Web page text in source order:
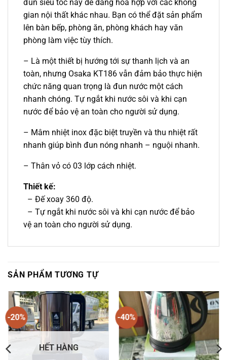
đun siêu tốc này dễ dàng hòa hợp với các không
gian nội thất khác nhau. Bạn có thể đặt sản phẩm
lên bàn bếp, phòng ăn, phòng khách hay văn
phòng làm việc tùy thích.
– Là một thiết bị hướng tới sự thanh lịch và an
toàn, nhưng Osaka KT186 vẫn đảm bảo thực hiện
chức năng quan trọng là đun nước một cách
nhanh chóng. Tự ngắt khi nước sôi và khi cạn
nước để bảo vệ an toàn cho người sử dụng.
– Mâm nhiệt inox đặc biệt truyền và thu nhiệt rất
nhanh giúp bình đun nóng nhanh – nguội nhanh.
– Thân vỏ có 03 lớp cách nhiệt.
Thiết kế:
– Đế xoay 360 độ.
– Tự ngắt khi nước sôi và khi cạn nước để bảo
vệ an toàn cho người sử dụng.
SẢN PHẨM TƯƠNG TỰ
-20%
HẾT HÀNG
-40%